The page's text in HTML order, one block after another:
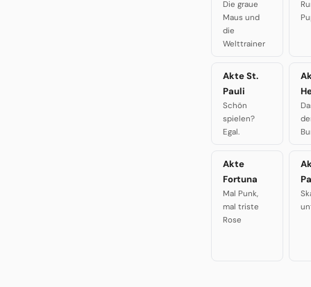
Die graue
Maus und
die
Welttrainer
Akte St.
Pauli
Schön
spielen?
Egal.
Akte
Fortuna
Mal Punk,
mal triste
Rose